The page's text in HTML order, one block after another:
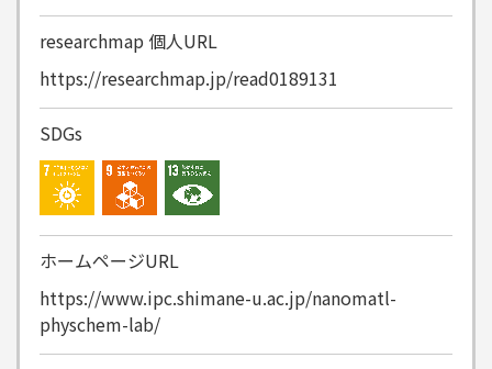
researchmap 個人URL
https://researchmap.jp/read0189131
SDGs
ホームページURL
https://www.ipc.shimane-u.ac.jp/nanomatl-
physchem-lab/